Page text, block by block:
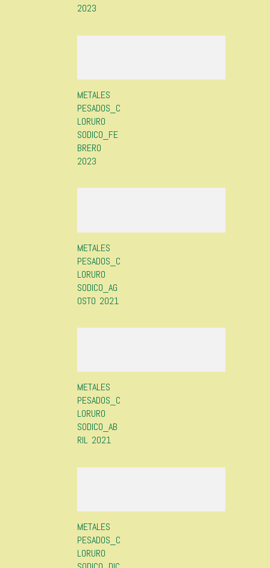
2023
METALES
PESADOS_C
LORURO
SODICO_FE
BRERO
2023
METALES
PESADOS_C
LORURO
SODICO_AG
OSTO 2021
METALES
PESADOS_C
LORURO
SODICO_AB
RIL 2021
METALES
PESADOS_C
LORURO